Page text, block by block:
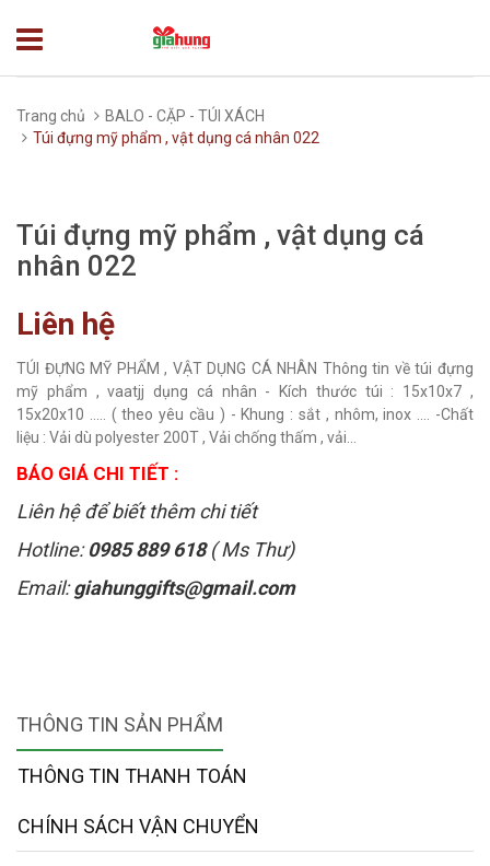
Trang chủ
BALO - CẶP - TÚI XÁCH
Túi đựng mỹ phẩm , vật dụng cá nhân 022
Túi đựng mỹ phẩm , vật dụng cá
nhân 022
Liên hệ
TÚI ĐỰNG MỸ PHẨM , VẬT DỤNG CÁ NHÂN Thông tin về túi đựng
mỹ phẩm , vaatjj dụng cá nhân - Kích thước túi : 15x10x7 ,
15x20x10 ..... ( theo yêu cầu ) - Khung : sắt , nhôm, inox .... -Chất
liệu : Vải dù polyester 200T , Vải chống thấm , vải...
BÁO GIÁ CHI TIẾT :
Liên hệ để biết thêm chi tiết
Hotline:0985 889 618( Ms Thư)
Email:giahunggifts@gmail.com
THÔNG TIN SẢN PHẨM
THÔNG TIN THANH TOÁN
CHÍNH SÁCH VẬN CHUYỂN